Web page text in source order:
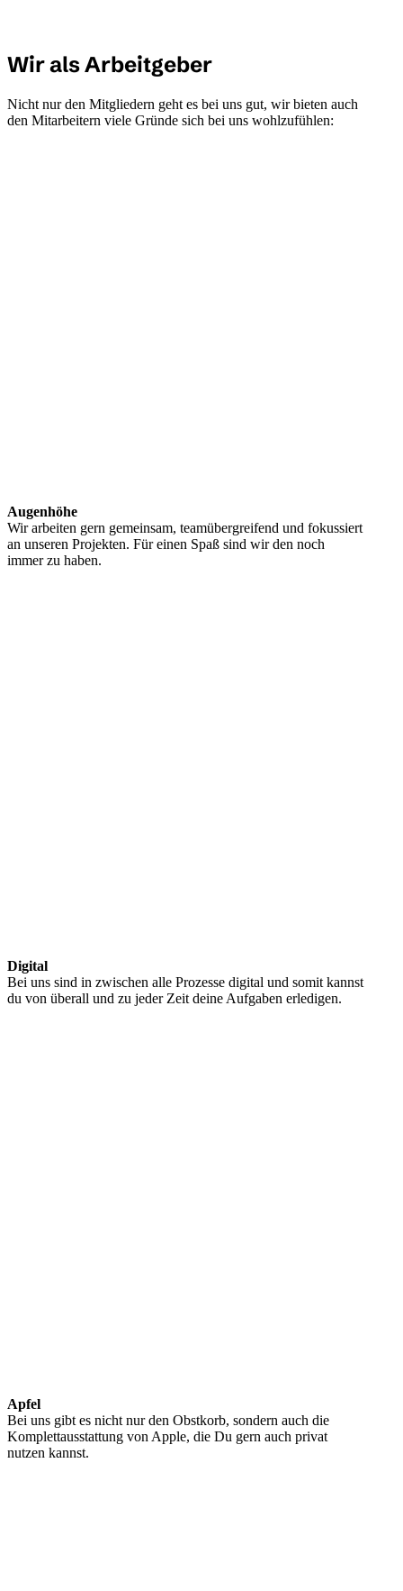
Wir als Arbeitgeber
Nicht nur den Mitgliedern geht es bei uns gut, wir bieten auch
den Mitarbeitern viele Gründe sich bei uns wohlzufühlen:
Augenhöhe
Wir arbeiten gern gemeinsam, teamübergreifend und fokussiert
an unseren Projekten. Für einen Spaß sind wir den noch
immer zu haben.
Digital
Bei uns sind in zwischen alle Prozesse digital und somit kannst
du von überall und zu jeder Zeit deine Aufgaben erledigen.
Apfel
Bei uns gibt es nicht nur den Obstkorb, sondern auch die
Komplettausstattung von Apple, die Du gern auch privat
nutzen kannst.